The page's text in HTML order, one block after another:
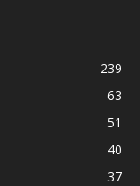
239
63
51
40
37